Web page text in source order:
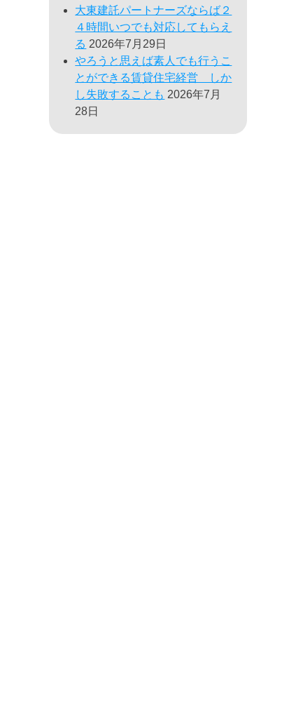
大東建託パートナーズならば２
４時間いつでも対応してもらえ
る 2026年7月29日
やろうと思えば素人でも行うこ
とができる賃貸住宅経営 しか
し失敗することも 2026年7月
28日